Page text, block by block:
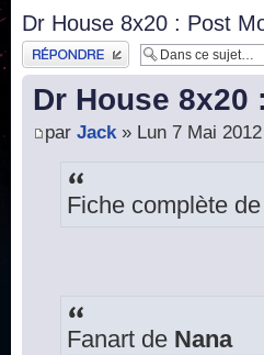
Dr House 8x20 : Post
Publier une réponse
Dr House 8x20
par Jack» Lun 7 Mai
Fiche complète
Fanart de Nana